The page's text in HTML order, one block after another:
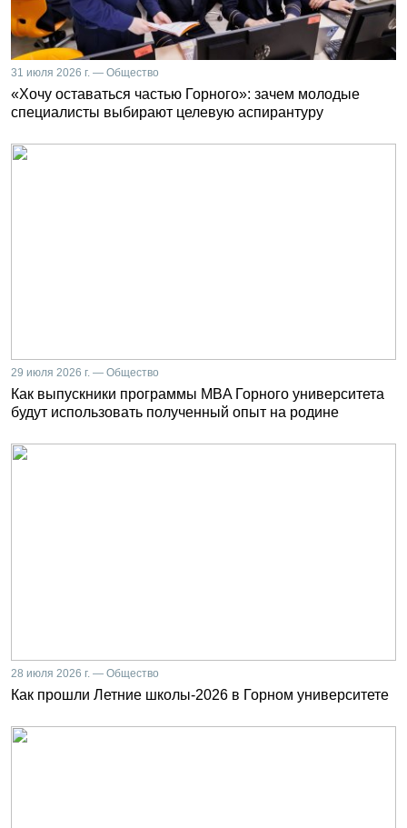
31 июля 2026 г. — Общество
«Хочу оставаться частью Горного»: зачем молодые
специалисты выбирают целевую аспирантуру
29 июля 2026 г. — Общество
Как выпускники программы MBA Горного университета
будут использовать полученный опыт на родине
28 июля 2026 г. — Общество
Как прошли Летние школы-2026 в Горном университете